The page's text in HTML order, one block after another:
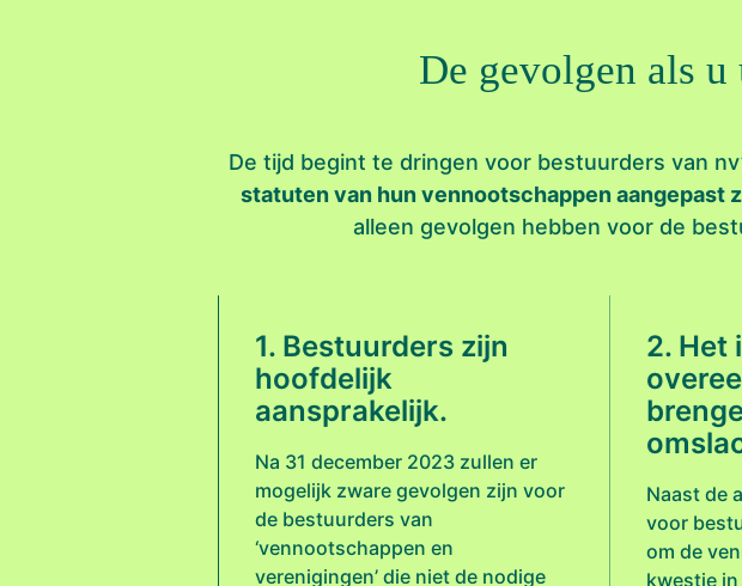
De gevolgen als u
De tijd begint te dringen voor bestuurders van
statuten van hun vennootschappen aangepast
alleen gevolgen hebben voor de
1. Bestuurders zijn
hoofdelijk
aansprakelijk.
Na 31 december 2023 zullen er
mogelijk zware gevolgen zijn voor
de bestuurders van
‘vennootschappen en
verenigingen’ die niet de nodige
2. Het
Naast de
voor
om de
kwestie